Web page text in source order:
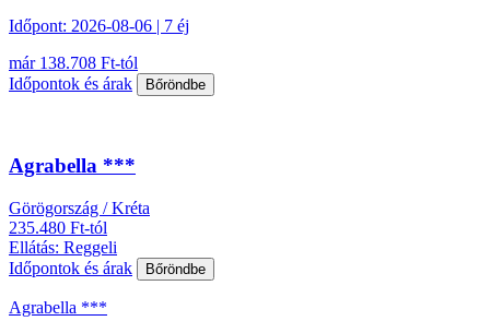
Időpont: 2026-08-06 | 7 éj
már 138.708 Ft-tól
Időpontok és árak
Bőröndbe
Agrabella ***
Görögország / Kréta
235.480 Ft-tól
Ellátás: Reggeli
Időpontok és árak
Bőröndbe
Agrabella ***